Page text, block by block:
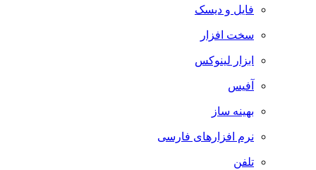
فایل و دیسک
سخت افزار
ابزار لینوکس
آفیس
بهینه ساز
نرم افزارهای فارسی
تلفن